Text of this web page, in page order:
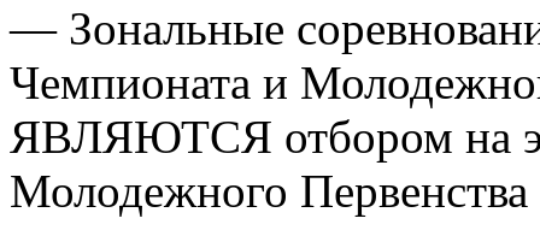
— Зональные
Чемпионата и
ЯВЛЯЮТСЯ отбором на
Молодежного Первенства